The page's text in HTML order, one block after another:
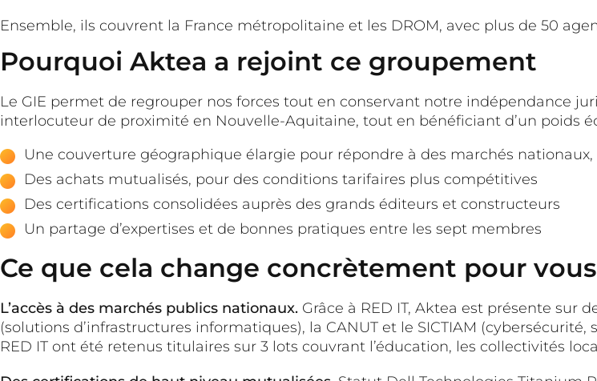
Ensemble, ils couvrent la France métropolitaine et les DROM, avec plus de 50
Pourquoi Aktea a rejoint ce groupement
Le GIE permet de regrouper nos forces tout en conservant notre indépendance
interlocuteur de proximité en Nouvelle-Aquitaine, tout en bénéficiant d’un poids
Une couverture géographique élargie pour répondre à des marchés
Des achats mutualisés, pour des conditions tarifaires plus compétitives
Des certifications consolidées auprès des grands éditeurs et constructeurs
Un partage d’expertises et de bonnes pratiques entre les sept membres
Ce que cela change concrètement pour vous
L’accès à des marchés publics nationaux. Grâce à RED IT, Aktea est présente sur
(solutions d’infrastructures informatiques), la CANUT et le SICTIAM
RED IT ont été retenus titulaires sur 3 lots couvrant l’éducation, les collectivités